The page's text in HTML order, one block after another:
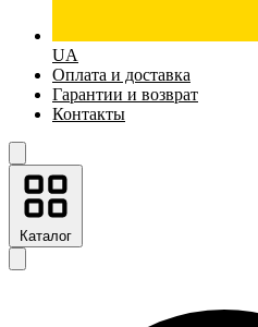
UA
Оплата и доставка
Гарантии и возврат
Контакты
Каталог